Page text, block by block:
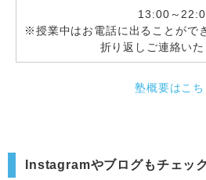
13:00～
※授業中はお電話に出ることがで
折り返しご連絡いた
塾概要はこち
Instagramやブログもチェッ